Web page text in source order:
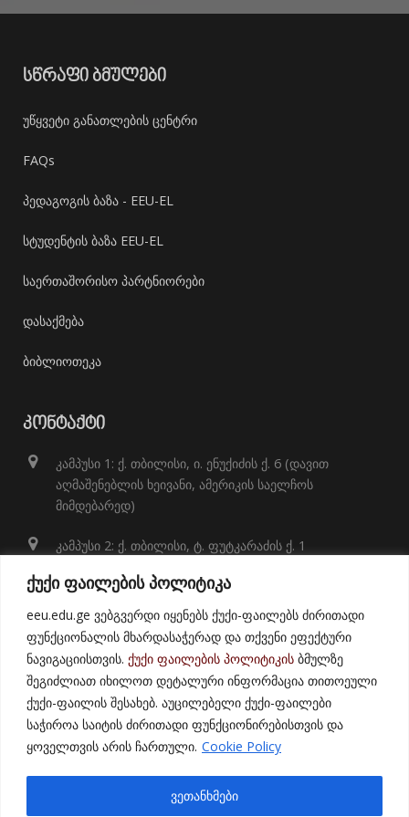
ქუქი ფაილების პოლიტიკა
eeu.edu.ge ვებგვერდი იყენებს ქუქი-ფაილებს ძირითადი
ფუნქციონალის მხარდასაჭერად და თქვენი ეფექტური
ნავიგაციისთვის. ქუქი ფაილების პოლიტიკის ბმულზე
შეგიძლიათ იხილოთ დეტალური ინფორმაცია თითოეული
ქუქი-ფაილის შესახებ. აუცილებელი ქუქი-ფაილები
საჭიროა საიტის ძირითადი ფუნქციონირებისთვის და
ყოველთვის არის ჩართული. Cookie Policy
ვეთანხმები
ᲡᲬᲠᲐᲤᲘ ᲑᲛᲣᲚᲔᲑᲘ
უწყვეტი განათლების ცენტრი
FAQs
პედაგოგის ბაზა - EEU-EL
სტუდენტის ბაზა EEU-EL
საერთაშორისო პარტნიორები
დასაქმება
ბიბლიოთეკა
ᲙᲝᲜᲢᲐᲥᲢᲘ
კამპუსი 1: ქ. თბილისი, ი. ენუქიძის ქ. 6 (დავით
აღმაშენებლის ხეივანი, ამერიკის საელჩოს
მიმდებარედ)
კამპუსი 2: ქ. თბილისი, ტ. ფუტკარაძის ქ. 1
+995 32 248 01 41;
info@eeu.edu.ge
East European University